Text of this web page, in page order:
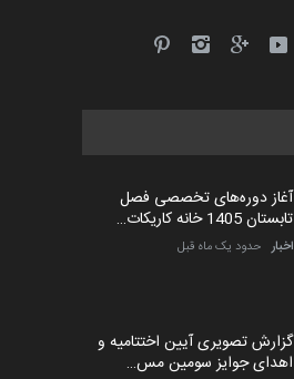
آغاز دوره‌های تخصصی فصل
تابستان 1405 خانه کاریکات…
اخبار حدود یک ماه قبل
گزارش تصویری آیین اختتامیه و
اهدای جوایز سومین مس…